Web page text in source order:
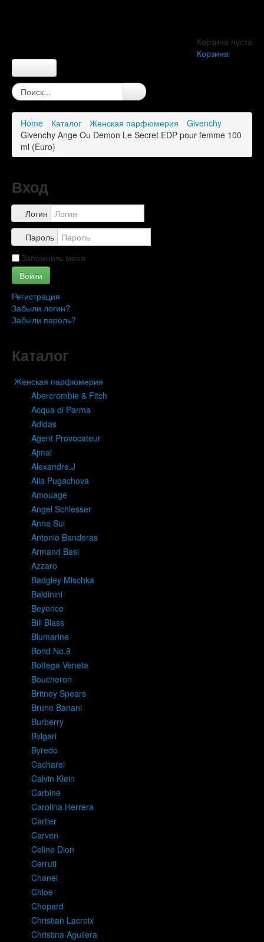
Корзина пуста
Корзина
Главная
О нас
Правила
Доставка
Обзоры
Home Каталог Женская парфюмерия
Givenchy
Givenchy Ange Ou Demon Le Secret EDP pour femme 100
ml (Euro)
Вход
Логин
Пароль
Запомнить меня
Войти
Регистрация
Забыли логин?
Забыли пароль?
Каталог
Женская парфюмерия
Abercrombie & Fitch
Acqua di Parma
Adidas
Agent Provocateur
Ajmal
Alexandre.J
Alla Pugachova
Amouage
Angel Schlesser
Anna Sui
Antonio Banderas
Armand Basi
Azzaro
Badgley Mischka
Baldinini
Beyonce
Bill Blass
Blumarine
Bond No.9
Bottega Veneta
Boucheron
Britney Spears
Bruno Banani
Burberry
Bvlgari
Byredo
Cacharel
Calvin Klein
Carbine
Carolina Herrera
Cartier
Carven
Celine Dion
Cerruti
Chanel
Chloe
Chopard
Christian Lacroix
Christina Aguilera